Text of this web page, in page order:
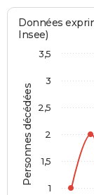
Personnes décédées
Données
Insee)
1
1,5
2
2,5
3
3,5